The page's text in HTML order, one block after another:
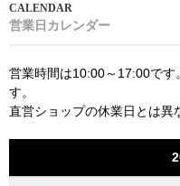
営業日カレンダー
営業時間は10:00～17:00です。
す。
直営ショップの休業日とは異